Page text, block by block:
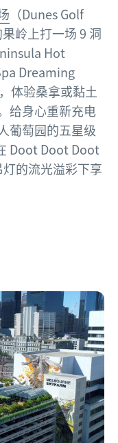
（Dunes Golf
岭上打一场 9 洞
Hot
Dreaming
体验桑拿或黏土
给身心重新充电
葡萄园的五星级
Doot Doot Doot
的流光溢彩下享